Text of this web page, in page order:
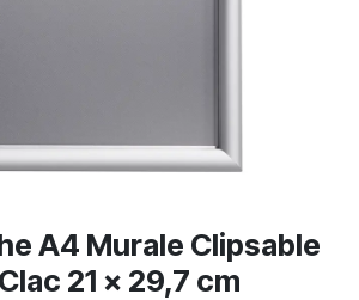
A4 Murale Clipsable
21 x 29,7 cm